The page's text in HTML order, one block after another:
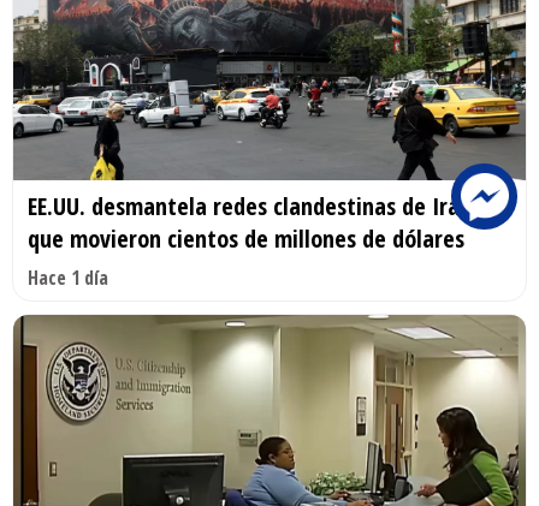
EE.UU. desmantela redes clandestinas de Irán
que movieron cientos de millones de dólares
Hace 1 día